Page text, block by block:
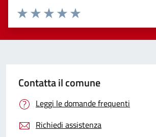
Valuta 5 stelle su 5
Valuta 4 stelle su 5
Valuta 3 stelle su 5
Valuta 2 stelle su 5
Valuta 1 stelle su 5
Contatta il comune
Leggi le domande frequenti
Richiedi assistenza